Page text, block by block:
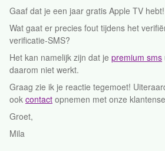
Gaaf dat je een jaar gratis Apple TV hebt!
Wat gaat er precies fout tijdens het
verificatie-SMS?
Het kan namelijk zijn dat je premium sms
daarom niet werkt.
Graag zie ik je reactie tegemoet!
ook contact opnemen met onze
Groet,
Mila